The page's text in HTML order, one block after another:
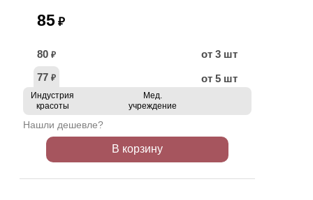
85 ₽
80 ₽
от 3 шт
77 ₽ от 5 шт
Индустрия
красоты
Мед.
учреждение
Нашли дешевле?
В корзину